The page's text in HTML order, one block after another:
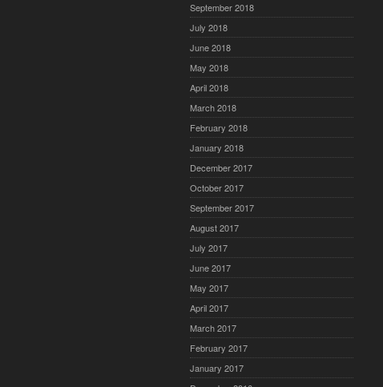
September 2018
July 2018
June 2018
May 2018
April 2018
March 2018
February 2018
January 2018
December 2017
October 2017
September 2017
August 2017
July 2017
June 2017
May 2017
April 2017
March 2017
February 2017
January 2017